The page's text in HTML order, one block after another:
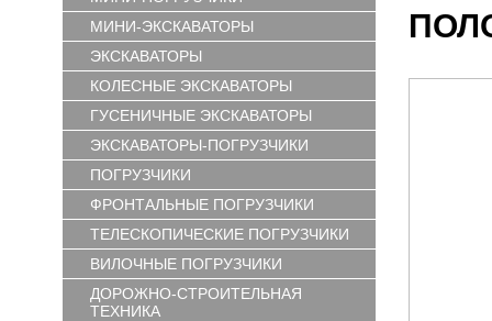
МИНИ-ЭКСКАВАТОРЫ
ЭКСКАВАТОРЫ
КОЛЕСНЫЕ ЭКСКАВАТОРЫ
ГУСЕНИЧНЫЕ ЭКСКАВАТОРЫ
ЭКСКАВАТОРЫ-ПОГРУЗЧИКИ
ПОГРУЗЧИКИ
ФРОНТАЛЬНЫЕ ПОГРУЗЧИКИ
ТЕЛЕСКОПИЧЕСКИЕ ПОГРУЗЧИКИ
ВИЛОЧНЫЕ ПОГРУЗЧИКИ
ДОРОЖНО-СТРОИТЕЛЬНАЯ
ТЕХНИКА